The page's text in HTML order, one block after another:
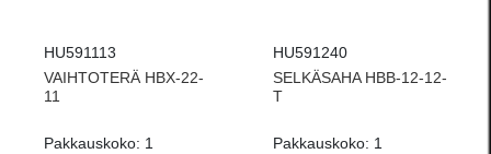
HU591113
VAIHTOTERÄ HBX-22-
11
Pakkauskoko: 1
HU591240
SELKÄSAHA HBB-12-12-
T
Pakkauskoko: 1